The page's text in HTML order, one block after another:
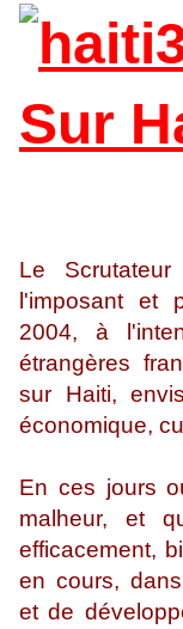
Sur
Le
l'imposant et
2004, à
étrangères
sur Haiti,
économique,
En ces jours
malheur, et
efficacement,
en cours,
et de